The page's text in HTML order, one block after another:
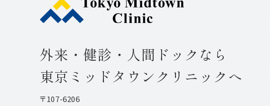
外来・健診・人間ドックなら
東京ミッドタウンクリニックへ
〒107-6206